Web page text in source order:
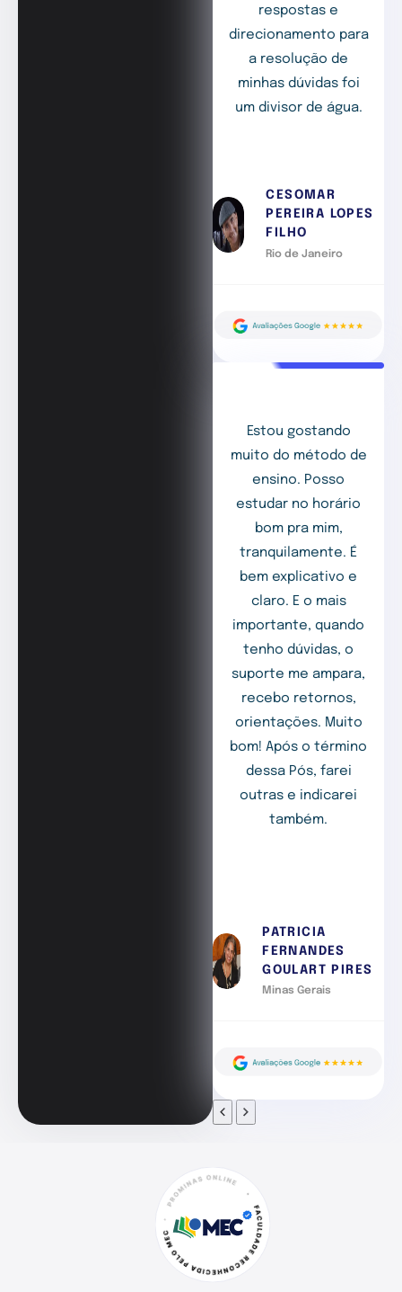
respostas e
direcionamento para
a resolução de
minhas dúvidas foi
um divisor de água.
CESOMAR
PEREIRA LOPES
FILHO
Rio de Janeiro
Estou gostando
muito do método de
ensino. Posso
estudar no horário
bom pra mim,
tranquilamente. É
bem explicativo e
claro. E o mais
importante, quando
tenho dúvidas, o
suporte me ampara,
recebo retornos,
orientações. Muito
bom! Após o término
dessa Pós, farei
outras e indicarei
também.
PATRICIA
FERNANDES
GOULART PIRES
Minas Gerais